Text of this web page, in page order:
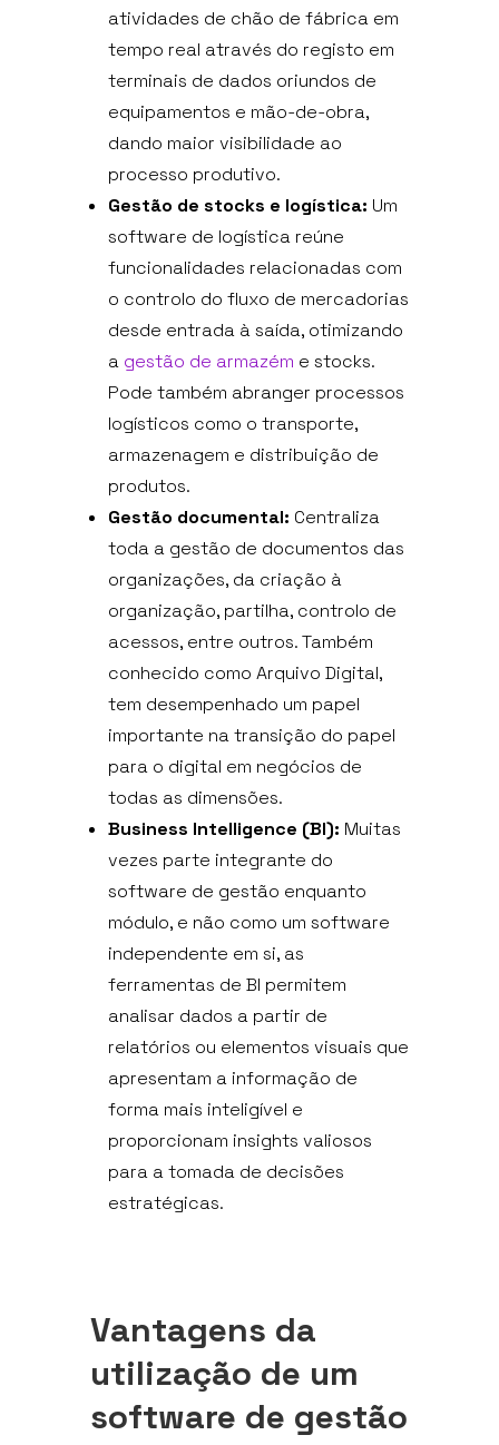
atividades de chão de fábrica em
tempo real através do registo em
terminais de dados oriundos de
equipamentos e mão-de-obra,
dando maior visibilidade ao
processo produtivo.
Gestão de stocks e logística: Um
software de logística reúne
funcionalidades relacionadas com
o controlo do fluxo de mercadorias
desde entrada à saída, otimizando
a gestão de armazém e stocks.
Pode também abranger processos
logísticos como o transporte,
armazenagem e distribuição de
produtos.
Gestão documental: Centraliza
toda a gestão de documentos das
organizações, da criação à
organização, partilha, controlo de
acessos, entre outros. Também
conhecido como Arquivo Digital,
tem desempenhado um papel
importante na transição do papel
para o digital em negócios de
todas as dimensões.
Business Intelligence (BI): Muitas
vezes parte integrante do
software de gestão enquanto
módulo, e não como um software
independente em si, as
ferramentas de BI permitem
analisar dados a partir de
relatórios ou elementos visuais que
apresentam a informação de
forma mais inteligível e
proporcionam insights valiosos
para a tomada de decisões
estratégicas.
Vantagens da
utilização de um
software de gestão